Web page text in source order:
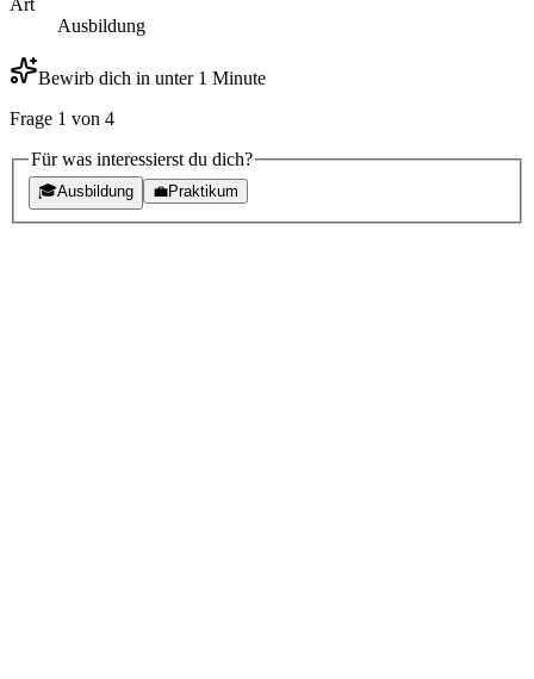
Ausbildung
Bewirb dich in unter 1 Minute
Frage 1 von 4
Für was interessierst du dich?
🎓Ausbildung 💼Praktikum